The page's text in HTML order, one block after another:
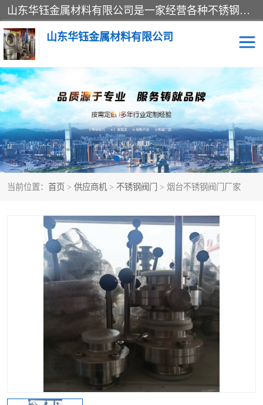
山东华钰金属材料有限公司是一家经营各种不锈钢管材、板材、圆钢、法兰、封头、型材等产品的公司；主营产品有：不锈钢管，激光切割，管件标准件，不锈钢圆钢，不锈钢人孔，不锈钢亮管，不锈钢角钢，不锈钢加工，不锈钢管子，不锈钢工业方管，不锈钢封头，不锈钢法兰，不锈钢阀门，不锈钢槽钢，不锈钢扁钢，不锈钢板等；可为客户制作各种规格的型材及不锈钢配件、非标准件及各种容器具等，能满足客户的不同采购要求。
山东华钰金属材料有限公司
当前位置： 首页 > 供应商机 > 不锈钢阀门 > 烟台不锈钢阀门厂家
不锈钢管 激光切割
管件标准件 不锈钢圆钢
不锈钢人孔 不锈钢亮管
不锈钢角钢 不锈钢加工
不锈钢板 不锈钢工业方管
不锈钢封头 不锈钢法兰
不锈钢阀门 不锈钢槽钢